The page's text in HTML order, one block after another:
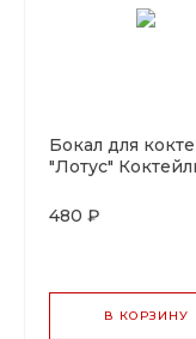
Бокал для
"Лотус"
Barware
480 ₽
В КОРЗИНУ